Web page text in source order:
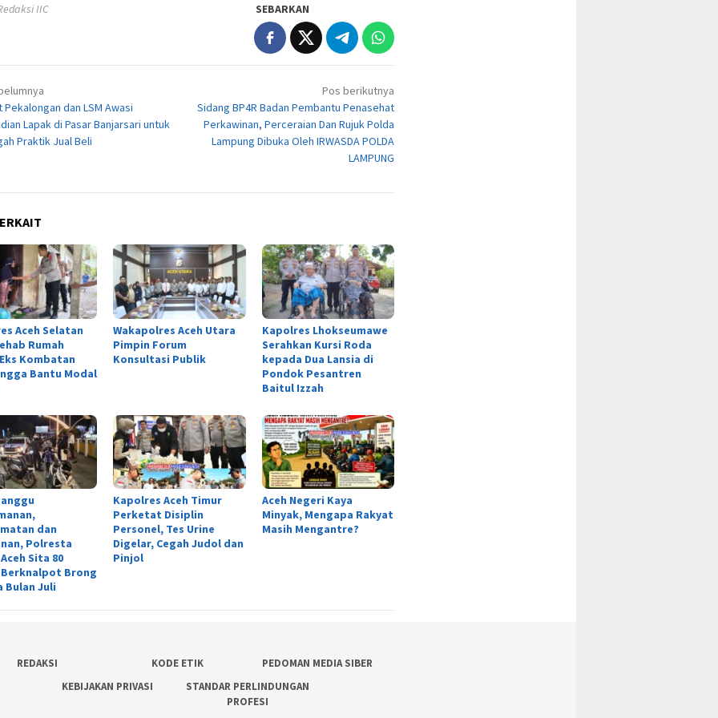
IIC SEBARKAN
dan LSM Awasi
Lapak di Pasar Banjarsari untuk
Praktik Jual Beli
Pos berikutnya
Sidang BP4R Badan Pembantu Penasehat
Perkawinan, Perceraian Dan Rujuk Polda
Lampung Dibuka Oleh IRWASDA POLDA
LAMPUNG
Aceh Selatan
Rumah
Kombatan
Bantu Modal
Wakapolres Aceh Utara
Pimpin Forum
Konsultasi Publik
Kapolres Lhokseumawe
Serahkan Kursi Roda
kepada Dua Lansia di
Pondok Pesantren
Baitul Izzah
dan
Polresta
Sita 80
Brong
Bulan Juli
Kapolres Aceh Timur
Perketat Disiplin
Personel, Tes Urine
Digelar, Cegah Judol dan
Pinjol
Aceh Negeri Kaya
Minyak, Mengapa Rakyat
Masih Mengantre?
REDAKSI KODE ETIK
PEDOMAN MEDIA SIBER
KEBIJAKAN PRIVASI
STANDAR PERLINDUNGAN
PROFESI